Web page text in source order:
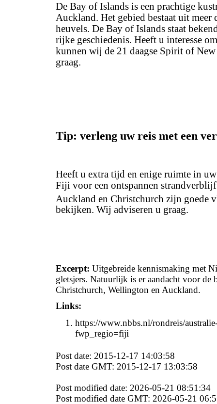
De Bay of Islandsis een prachtige
Auckland. Het gebied bestaat uit
heuvels. De Bay of Islands staat
rijke geschiedenis. Heeft u interesse
kunnen wij de 21 daagse Spirit of
graag.
Tip: verleng uw reis met een
Heeft u extra tijd en enige ruimte in
Fiji voor een ontspannen
Auckland en Christchurch zijn goede
bekijken. Wij adviseren u graag.
Excerpt: Uitgebreide kennismaking met
gletsjers. Natuurlijk is er aandacht voor de
Christchurch, Wellington en Auckland.
Links:
https://www.nbbs.nl/rondreis/
fwp_regio=fiji
Post date: 2015-12-17 14:03:58
Post date GMT: 2015-12-17 13:03:58
Post modified date: 2026-05-21 08:51:34
Post modified date GMT: 2026-05-21